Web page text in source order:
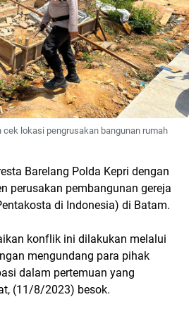
cek lokasi pengrusakan bangunan rumah
Barelang Polda Kepri dengan
perusakan pembangunan gereja
di Indonesia) di Batam.
konflik ini dilakukan melalui
mengundang para pihak
dalam pertemuan yang
(11/8/2023) besok.